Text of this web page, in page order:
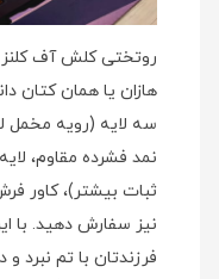
روتختی کلش آف کلنز
هازان یا همان کتان
سه لایه (رویه مخمل
نمد فشرده مقاوم،
ثبات بیشتر)، کاور
نیز سفارش دهید. با
فرزندتان با تم نبرد